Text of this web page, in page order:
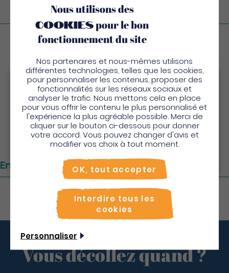
Emplacement
Vous décollez quand ?
Bienvenue en Martinique
Pour profiter de votre séjour et trouver des
activités en quelques clics, activez le mode “sur
place”.
Utiliser le mode surplace
Nous utilisons des
cookiespour le bon
fonctionnement du site
Nos partenaires et nous-mêmes utilisons
différentes technologies, telles que les cookies,
pour personnaliser les contenus, proposer des
fonctionnalités sur les réseaux sociaux et
analyser le trafic. Nous mettons cela en place
pour vous offrir le contenu le plus personnalisé et
l'expérience la plus agréable possible. Merci de
cliquer sur le bouton ci-dessous pour donner
votre accord. Vous pouvez changer d'avis et
modifier vos choix à tout moment.
OK, tout accepter
Interdire tous les
cookies
Personnaliser